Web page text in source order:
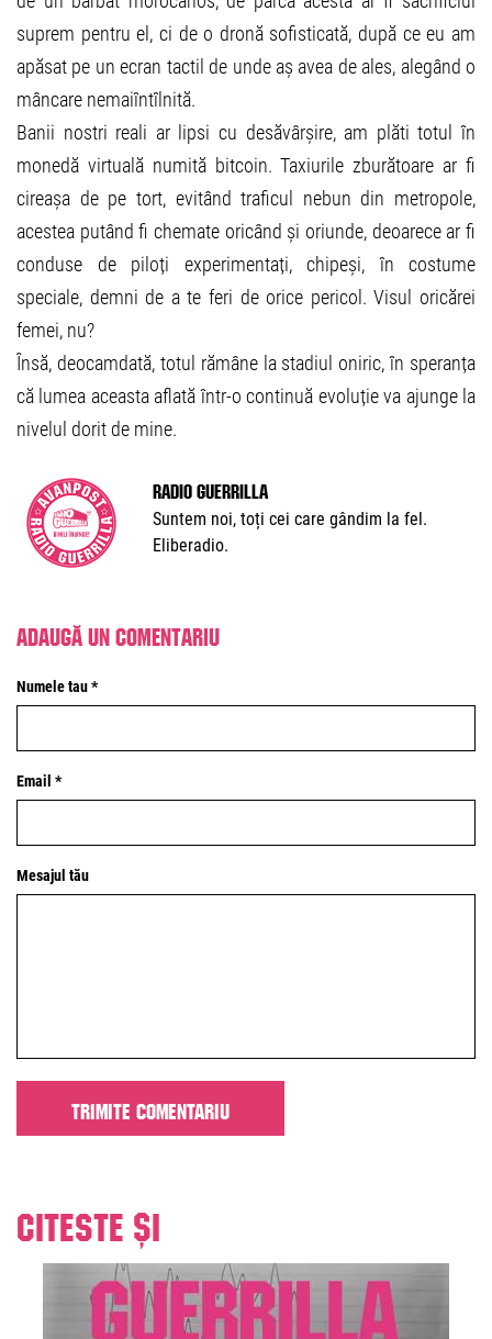
suprem pentru el, ci de o dronă sofisticată, după ce eu am
apăsat pe un ecran tactil de unde aș avea de ales, alegând o
mâncare nemaiîntîlnită.
Banii nostri reali ar lipsi cu desăvârșire, am plăti totul în
monedă virtuală numită bitcoin. Taxiurile zburătoare ar fi
cireașa de pe tort, evitând traficul nebun din metropole,
acestea putând fi chemate oricând și oriunde, deoarece ar fi
conduse de piloți experimentați, chipeși, în costume
speciale, demni de a te feri de orice pericol. Visul oricărei
femei, nu?
Însă, deocamdată, totul rămâne la stadiul oniric, în speranța
că lumea aceasta aflată într-o continuă evoluție va ajunge la
nivelul dorit de mine.
Radio Guerrilla
Suntem noi, toți cei care gândim la fel.
Eliberadio.
Adaugă un comentariu
Numele tau *
Email *
Mesajul tău
Citeste și